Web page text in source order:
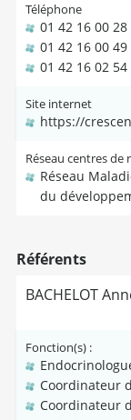
Téléphone
01 42 16 00 28
01 42 16 00 49
01 42 16 02 54
Site internet
https://
Réseau centres de
Réseau
du
Référents
BACHELOT
Fonction(s) :
Coordinateur
Coordinateur